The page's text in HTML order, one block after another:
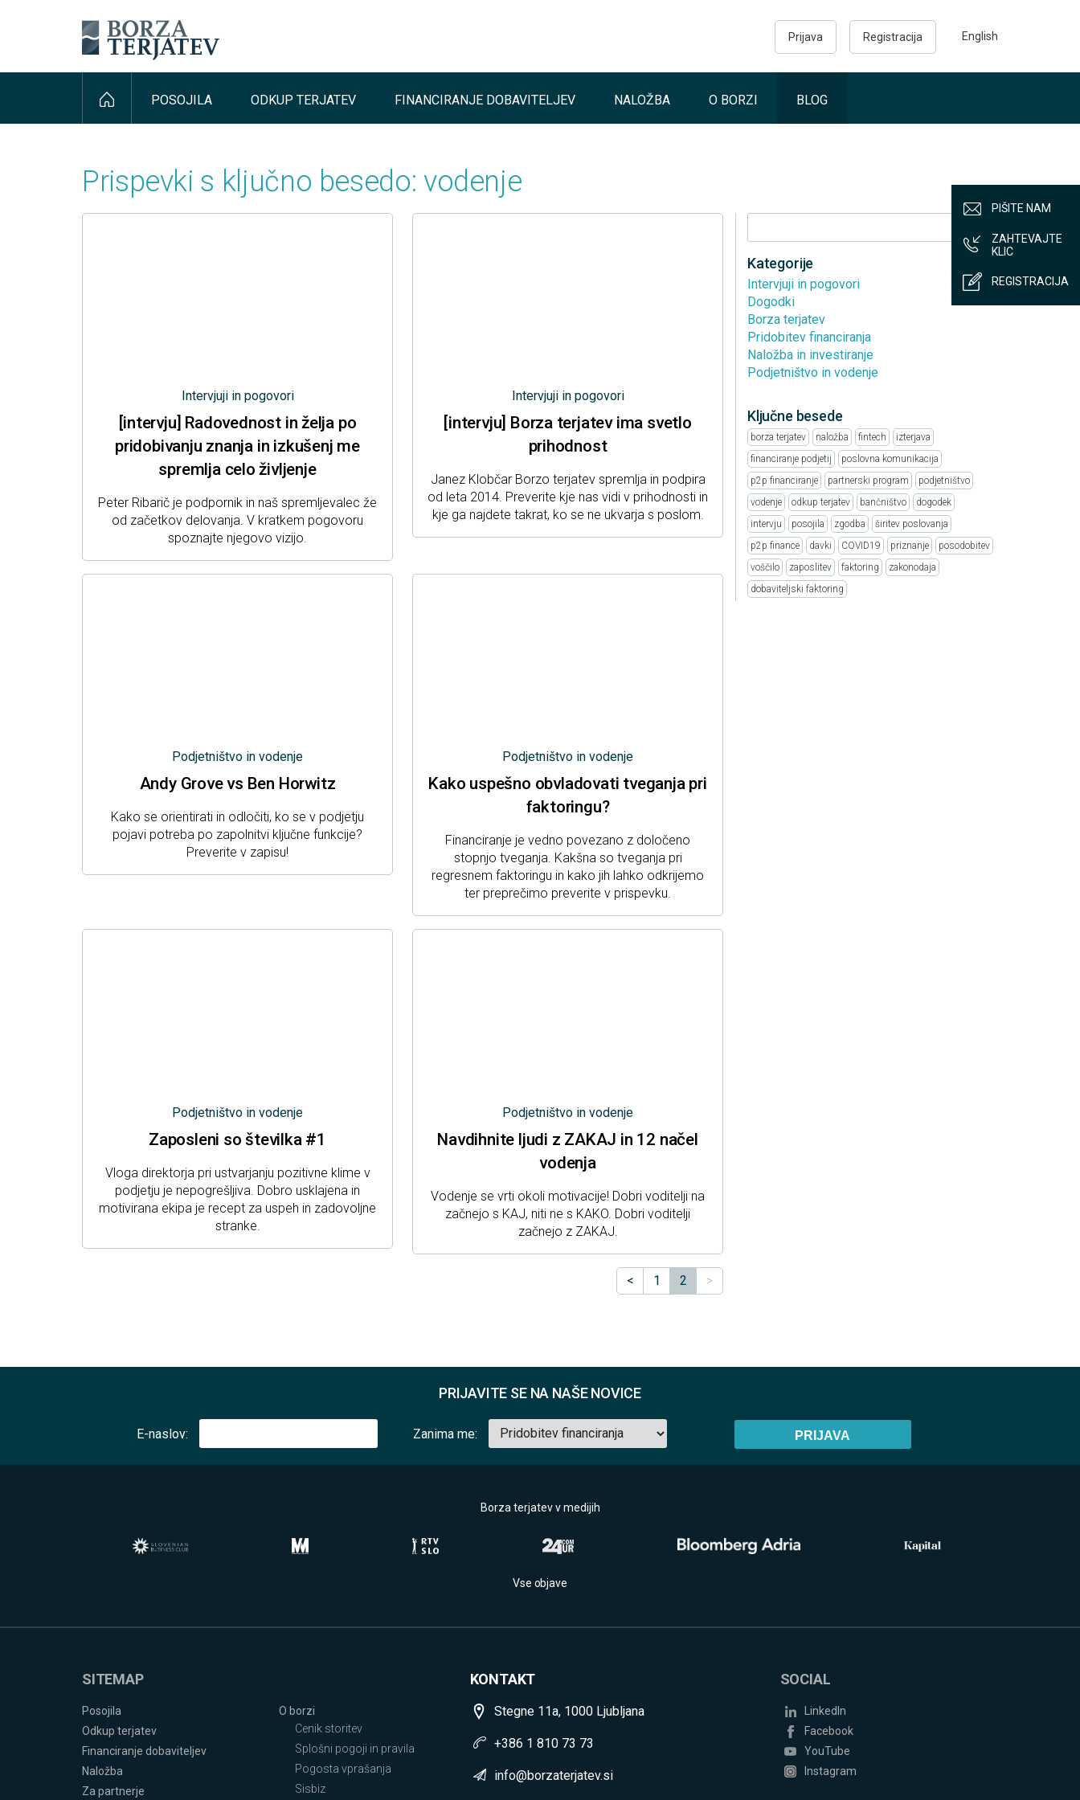
PIŠITE NAM
ZAHTEVAJTE
KLIC
REGISTRACIJA
Prijava Registracija English
POSOJILA ODKUP TERJATEV FINANCIRANJE DOBAVITELJEV NALOŽBA O BORZI BLOG
Prispevki s ključno besedo: vodenje
Intervjuji in pogovori
[intervju] Radovednost in želja po
pridobivanju znanja in izkušenj me
spremlja celo življenje
Peter Ribarič je podpornik in naš spremljevalec že
od začetkov delovanja. V kratkem pogovoru
spoznajte njegovo vizijo.
Intervjuji in pogovori
[intervju] Borza terjatev ima svetlo
prihodnost
Janez Klobčar Borzo terjatev spremlja in podpira
od leta 2014. Preverite kje nas vidi v prihodnosti in
kje ga najdete takrat, ko se ne ukvarja s poslom.
Podjetništvo in vodenje
Andy Grove vs Ben Horwitz
Kako se orientirati in odločiti, ko se v podjetju
pojavi potreba po zapolnitvi ključne funkcije?
Preverite v zapisu!
Podjetništvo in vodenje
Kako uspešno obvladovati tveganja pri
faktoringu?
Financiranje je vedno povezano z določeno
stopnjo tveganja. Kakšna so tveganja pri
regresnem faktoringu in kako jih lahko odkrijemo
ter preprečimo preverite v prispevku.
Podjetništvo in vodenje
Zaposleni so številka #1
Vloga direktorja pri ustvarjanju pozitivne klime v
podjetju je nepogrešljiva. Dobro usklajena in
motivirana ekipa je recept za uspeh in zadovoljne
stranke.
Podjetništvo in vodenje
Navdihnite ljudi z ZAKAJ in 12 načel
vodenja
Vodenje se vrti okoli motivacije! Dobri voditelji na
začnejo s KAJ, niti ne s KAKO. Dobri voditelji
začnejo z ZAKAJ.
< 1 2 >
Kategorije
Intervjuji in pogovori
Dogodki
Borza terjatev
Pridobitev financiranja
Naložba in investiranje
Podjetništvo in vodenje
Ključne besede
borza terjatev naložba fintech
izterjava
financiranje podjetij
poslovna komunikacija
p2p financiranje
partnerski program
podjetništvo
vodenje
odkup terjatev bančništvo
dogodek
intervju
posojila zgodba
širitev poslovanja
p2p finance
davki COVID19 priznanje
posodobitev
voščilo
zaposlitev faktoring
zakonodaja
dobaviteljski faktoring
PRIJAVITE SE NA NAŠE NOVICE
E-naslov: Zanima me:
Borza terjatev v medijih
Vse objave
SITEMAP
Posojila
Odkup terjatev
Financiranje dobaviteljev
Naložba
Za partnerje
O borzi
Cenik storitev
Splošni pogoji in pravila
Pogosta vprašanja
Sisbiz
KONTAKT
Stegne 11a, 1000 Ljubljana
+386 1 810 73 73
info@borzaterjatev.si
SOCIAL
LinkedIn
Facebook
YouTube
Instagram